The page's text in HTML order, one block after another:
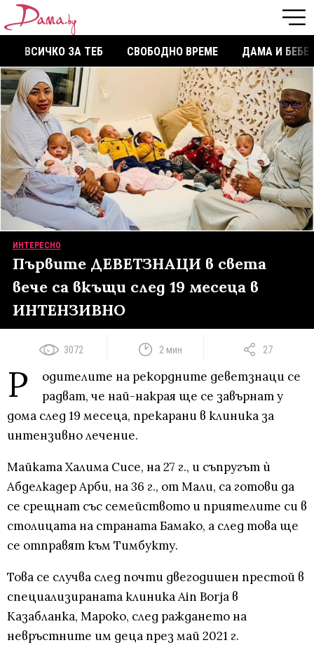
ВСИЧКО ЗА ТЕБ СВОБОДНО ВРЕМЕ ДАМА И БЕБЕ
ИНТЕРЕСНО
Първите ДЕВЕТЗНАЦИ в света
вече са вкъщи след 19 месеца в
ИНТЕНЗИВНО
3072 2 мин 27
Р
одителите на рекордните деветзнаци се
радват, че най-накрая ще се завърнат у
дома след 19 месеца, прекарани в клиника за
интензивно лечение.
Майката Халима Сисе, на 27 г., и съпругът ѝ
Абделкадер Арби, на 36 г., от Мали, са готови да
се срещнат със семейството и приятелите си в
столицата на страната Бамако, а след това ще
се отправят към Тимбукту.
Това се случва след почти двегодишен престой в
специализираната клиника Ain Borja в
Казабланка, Мароко, след раждането на
невръстните им деца през май 2021 г.